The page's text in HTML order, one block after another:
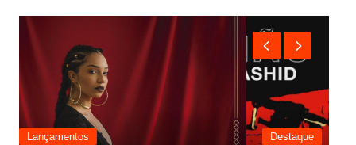
Destaque Lançamentos